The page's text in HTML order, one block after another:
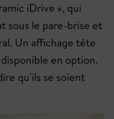
iDrive », qui
sous le pare-brise et
Un affichage tête
en option.
qu'ils se soient